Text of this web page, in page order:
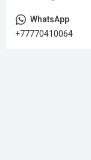
+77770410064